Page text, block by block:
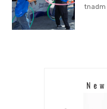
tnadm